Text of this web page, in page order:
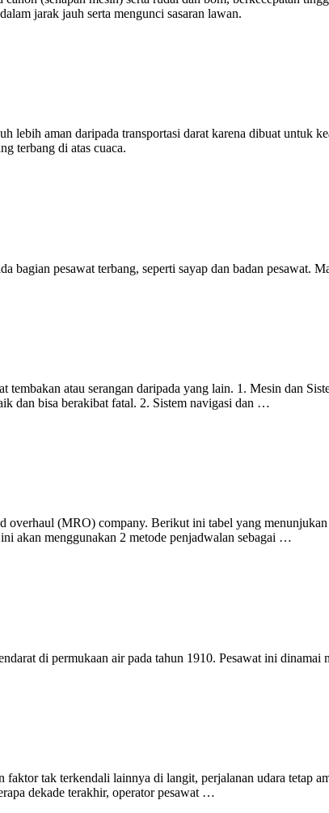
jarak jauh serta mengunci sasaran lawan.
lebih aman daripada transportasi darat karena dibuat untuk
terbang di atas cuaca.
bagian pesawat terbang, seperti sayap dan badan pesawat.
atau serangan daripada yang lain. 1. Mesin dan
dan bisa berakibat fatal. 2. Sistem navigasi dan …
overhaul (MRO) company. Berikut ini tabel yang
akan menggunakan 2 metode penjadwalan sebagai …
di permukaan air pada tahun 1910. Pesawat ini
tak terkendali lainnya di langit, perjalanan udara tetap
dekade terakhir, operator pesawat …